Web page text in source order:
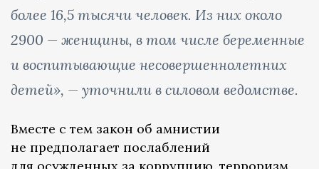
более 16,5 тысячи человек. Из них около
2900 — женщины, в том числе беременные
и воспитывающие несовершеннолетних
детей», — уточнили в силовом ведомстве.
Вместе с тем закон об амнистии
не предполагает послаблений
для осужденных за коррупцию, терроризм,